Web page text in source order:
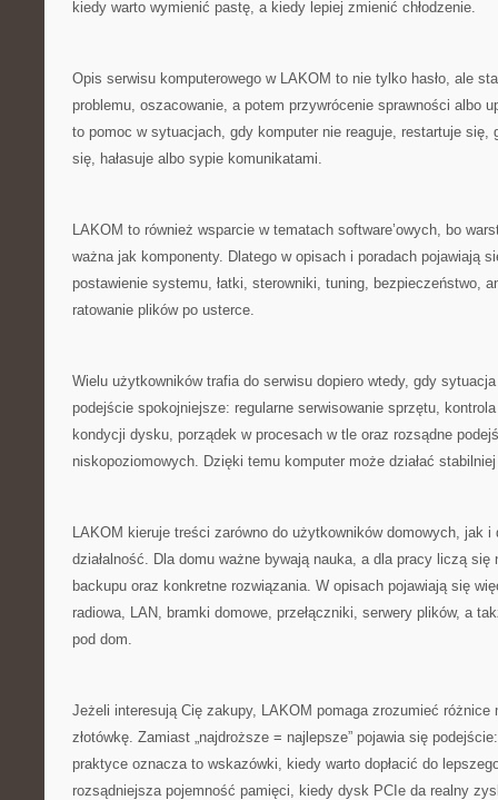
kiedy warto wymienić pastę, a kiedy lepiej zmienić chłodzenie.
Opis serwisu komputerowego w LAKOM to nie tylko hasło, ale
problemu, oszacowanie, a potem przywrócenie sprawności albo
to pomoc w sytuacjach, gdy komputer nie reaguje, restartuje się,
się, hałasuje albo sypie komunikatami.
LAKOM to również wsparcie w tematach software’owych, bo
ważna jak komponenty. Dlatego w opisach i poradach pojawiają
postawienie systemu, łatki, sterowniki, tuning, bezpieczeństwo,
ratowanie plików po usterce.
Wielu użytkowników trafia do serwisu dopiero wtedy, gdy
podejście spokojniejsze: regularne serwisowanie sprzętu,
kondycji dysku, porządek w procesach w tle oraz rozsądne
niskopoziomowych. Dzięki temu komputer może działać
LAKOM kieruje treści zarówno do użytkowników domowych, jak i
działalność. Dla domu ważne bywają nauka, a dla pracy liczą się
backupu oraz konkretne rozwiązania. W opisach pojawiają się
radiowa, LAN, bramki domowe, przełączniki, serwery plików, a
pod dom.
Jeżeli interesują Cię zakupy, LAKOM pomaga zrozumieć różnice
złotówkę. Zamiast „najdroższe = najlepsze” pojawia się
praktyce oznacza to wskazówki, kiedy warto dopłacić do
rozsądniejsza pojemność pamięci, kiedy dysk PCIe da realny